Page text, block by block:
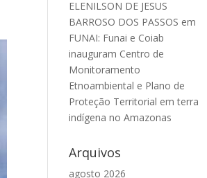
ELENILSON DE JESUS
BARROSO DOS PASSOS em
FUNAI: Funai e Coiab
inauguram Centro de
Monitoramento
Etnoambiental e Plano de
Proteção Territorial em terra
indígena no Amazonas
Arquivos
agosto 2026